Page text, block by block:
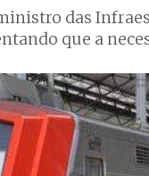
das
que a